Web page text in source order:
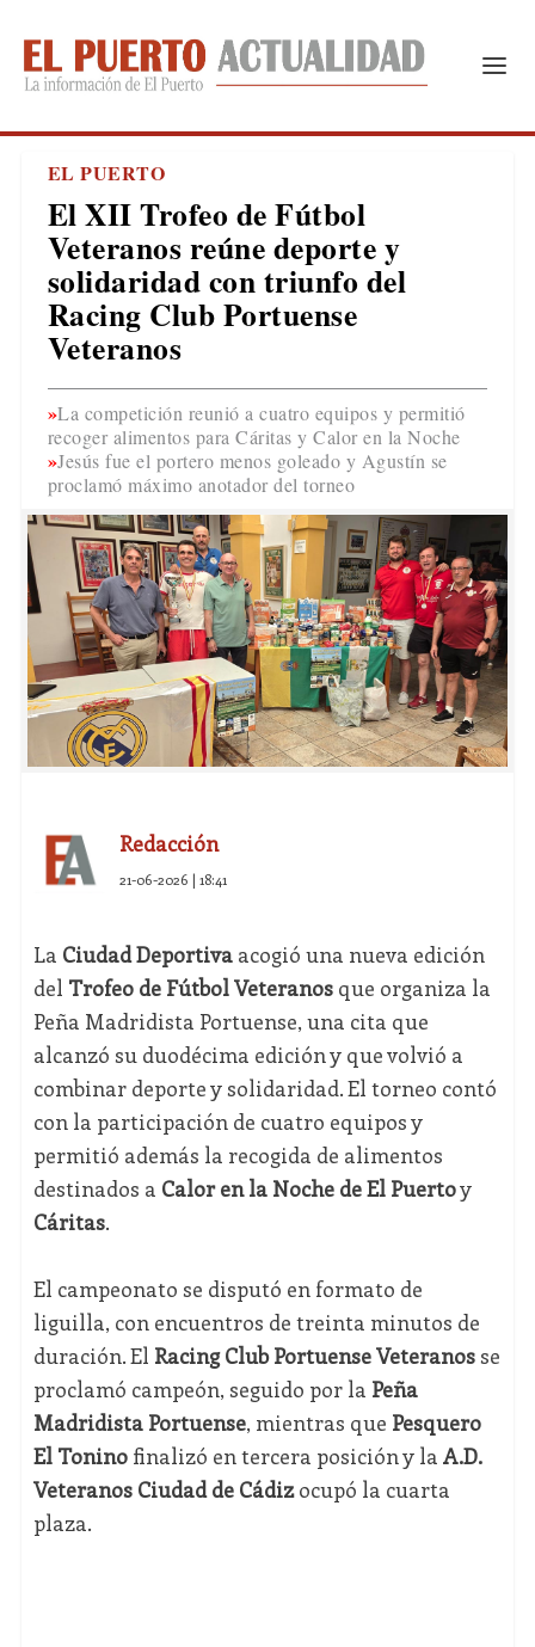
EL PUERTO
El XII Trofeo de Fútbol
Veteranos reúne deporte y
solidaridad con triunfo del
Racing Club Portuense
Veteranos
La competición reunió a cuatro equipos y permitió
recoger alimentos para Cáritas y Calor en la Noche
Jesús fue el portero menos goleado y Agustín se
proclamó máximo anotador del torneo
Redacción
21-06-2026 | 18:41
La Ciudad Deportivaacogió una nueva edición
del Trofeo de Fútbol Veteranosque organiza la
Peña Madridista Portuense, una cita que
alcanzó su duodécima edición y que volvió a
combinar deporte y solidaridad. El torneo contó
con la participación de cuatro equipos y
permitió además la recogida de alimentos
destinados a Calor en la Noche de El Puertoy
Cáritas.
El campeonato se disputó en formato de
liguilla, con encuentros de treinta minutos de
duración. El Racing Club Portuense Veteranosse
proclamó campeón, seguido por la Peña
Madridista Portuense, mientras que Pesquero
El Toninofinalizó en tercera posición y la A.D.
Veteranos Ciudad de Cádizocupó la cuarta
plaza.